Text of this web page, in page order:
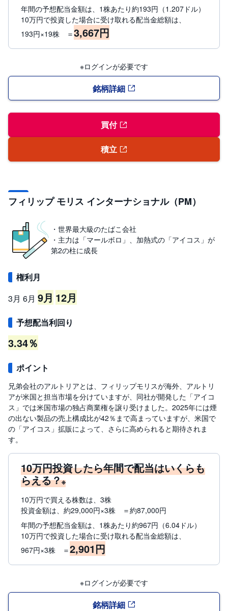
年間の予想配当金額は、1株あたり約193円（1.207ドル）
10万円で投資した場合に受け取れる配当金総額は、
193円×19株 ＝3,667円
※ログインが必要です
銘柄詳細
買付
積立
フィリップ モリス インターナショナル（PM）
・世界最大級のたばこ会社
・主力は「マールボロ」、加熱式の「アイコス」が
第2の柱に成長
権利月
3月 6月 9月 12月
予想配当利回り
3.34％
ポイント
兄弟会社のアルトリアとは、フィリップモリスが海外、アルトリ
アが米国と担当市場を分けていますが、同社が開発した「アイコ
ス」では米国市場の独占商業権を譲り受けました。2025年には煙
の出ない製品の売上構成比が42％まで高まっていますが、米国で
の「アイコス」拡販によって、さらに高められると期待されま
す。
10万円投資したら年間で配当はいくらも
らえる？※
10万円で買える株数は、3株
投資金額は、約29,000円×3株 ＝約87,000円
年間の予想配当金額は、1株あたり約967円（6.04ドル）
10万円で投資した場合に受け取れる配当金総額は、
967円×3株 ＝2,901円
※ログインが必要です
銘柄詳細